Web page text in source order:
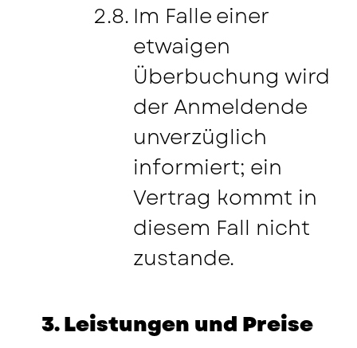
Im Falle einer
etwaigen
Überbuchung wird
der Anmeldende
unverzüglich
informiert; ein
Vertrag kommt in
diesem Fall nicht
zustande.
Leistungen und Preise